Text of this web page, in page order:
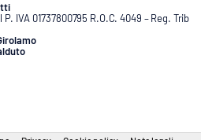
IVA 01737800795 R.O.C. 4049 – Reg. Trib